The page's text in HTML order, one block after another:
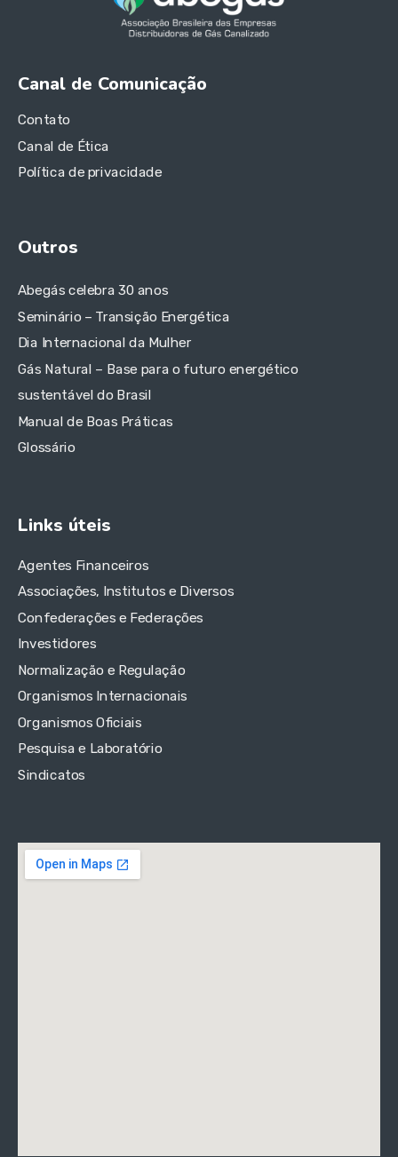
Canal de Comunicação
Contato
Canal de Ética
Política de privacidade
Outros
Abegás celebra 30 anos
Seminário – Transição Energética
Dia Internacional da Mulher
Gás Natural – Base para o futuro energético
sustentável do Brasil
Manual de Boas Práticas
Glossário
Links úteis
Agentes Financeiros
Associações, Institutos e Diversos
Confederações e Federações
Investidores
Normalização e Regulação
Organismos Internacionais
Organismos Oficiais
Pesquisa e Laboratório
Sindicatos